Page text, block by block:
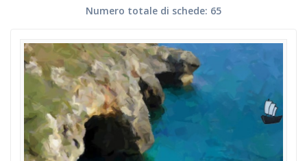
Numero totale di schede: 65